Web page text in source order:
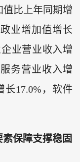
比上年同期增
业增加值增长
业营业收入增
务营业收入增
长17.0%，软件
保障支撑稳固